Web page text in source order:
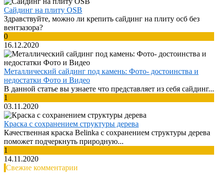
Сайдинг на плиту OSB
Здравствуйте, можно ли крепить сайдинг на плиту осб без
вентзазора?
0
16.12.2020
Металлический сайдинг под камень: Фото- достоинства и
недостатки Фото и Видео
В данной статье вы узнаете что представляет из себя сайдинг...
1
03.11.2020
Краска с сохранением структуры дерева
Качественная краска Belinka с сохранением структуры дерева
поможет подчеркнуть природную...
1
14.11.2020
Свежие комментарии